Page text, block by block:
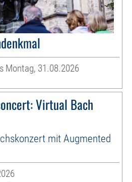
Montag, 31.08.2026
Virtual Bach
mit Augmented